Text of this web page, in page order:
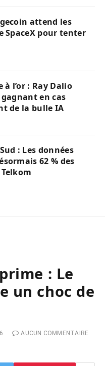
attend les
SpaceX pour tenter
à l’or : Ray Dalio
en cas
de la bulle IA
: Les données
62 % des
: Le
un choc de
AUCUN COMMENTAIRE